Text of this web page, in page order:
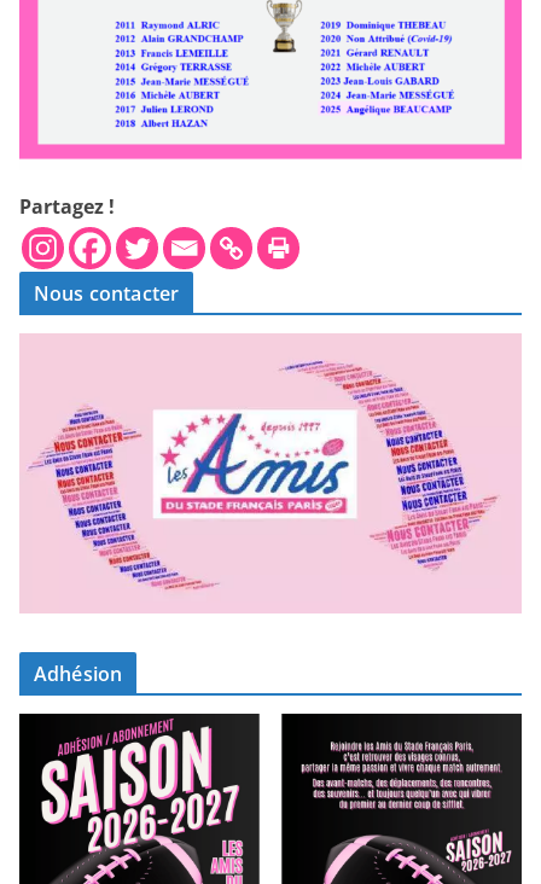
Partagez !
Nous contacter
Adhésion